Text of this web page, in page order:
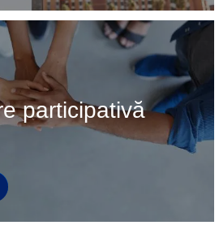
participativă